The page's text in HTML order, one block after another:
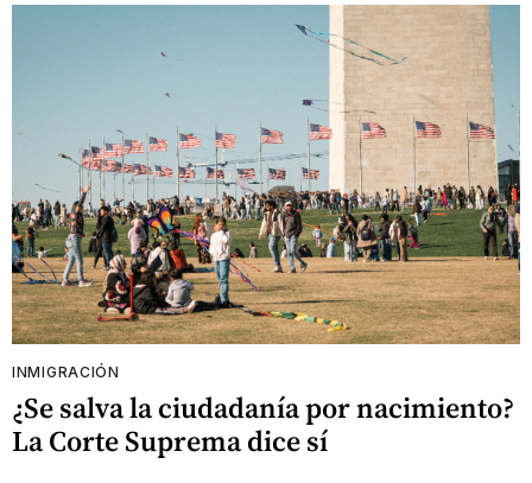
INMIGRACIÓN
¿Se salva la ciudadanía por nacimiento?
La Corte Suprema dice sí